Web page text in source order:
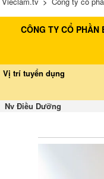
CÔNG TY CỔ PHẦN
Vị trí tuyển dụng
Nv Điều Dưỡng